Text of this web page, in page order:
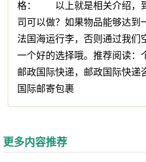
格： 以上就是相关介绍，
司可以做？如果物品能够达到
法国海运行李，否则通过我们
一个好的选择哦。推荐阅读：
邮政国际快递，邮政国际快递
国际邮寄包裹
更多内容推荐